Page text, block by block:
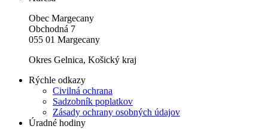
Obec Margecany
Obchodná 7
055 01 Margecany
Okres Gelnica, Košický kraj
Rýchle odkazy
Civilná ochrana
Sadzobník poplatkov
Zásady ochrany osobných údajov
Úradné hodiny